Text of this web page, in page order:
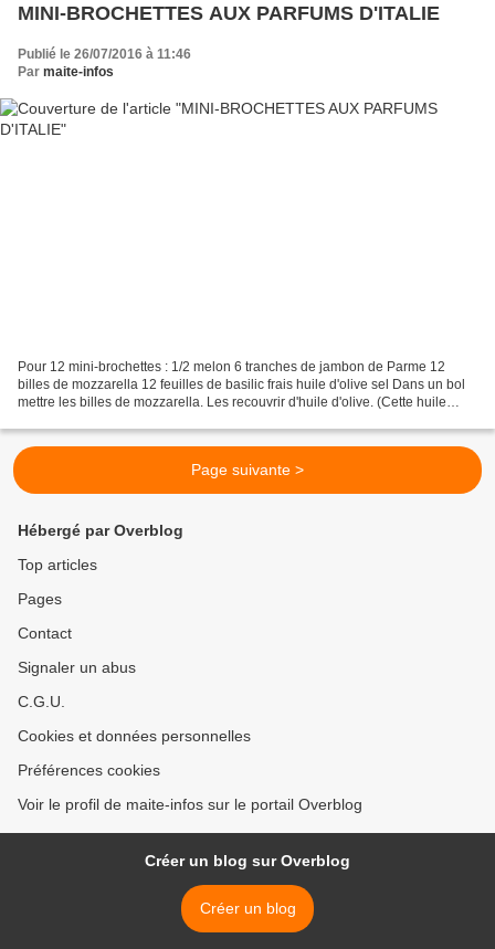
MINI-BROCHETTES AUX PARFUMS D'ITALIE
Publié le 26/07/2016 à 11:46
Par maite-infos
Pour 12 mini-brochettes : 1/2 melon 6 tranches de jambon de Parme 12
billes de mozzarella 12 feuilles de basilic frais huile d'olive sel Dans un bol
mettre les billes de mozzarella. Les recouvrir d'huile d'olive. (Cette huile
Page suivante >
Hébergé par Overblog
Top articles
Pages
Contact
Signaler un abus
C.G.U.
Cookies et données personnelles
Préférences cookies
Voir le profil de maite-infos sur le portail Overblog
Créer un blog sur Overblog
Créer un blog